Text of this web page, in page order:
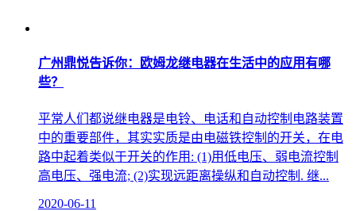
广州鼎悦告诉你：欧姆龙继电器在生活中的应用有哪
些？
平常人们都说继电器是电铃、电话和自动控制电路装置
中的重要部件，其实实质是由电磁铁控制的开关，在电
路中起着类似于开关的作用: (1)用低电压、弱电流控制
高电压、强电流; (2)实现远距离操纵和自动控制. 继...
2020-06-11